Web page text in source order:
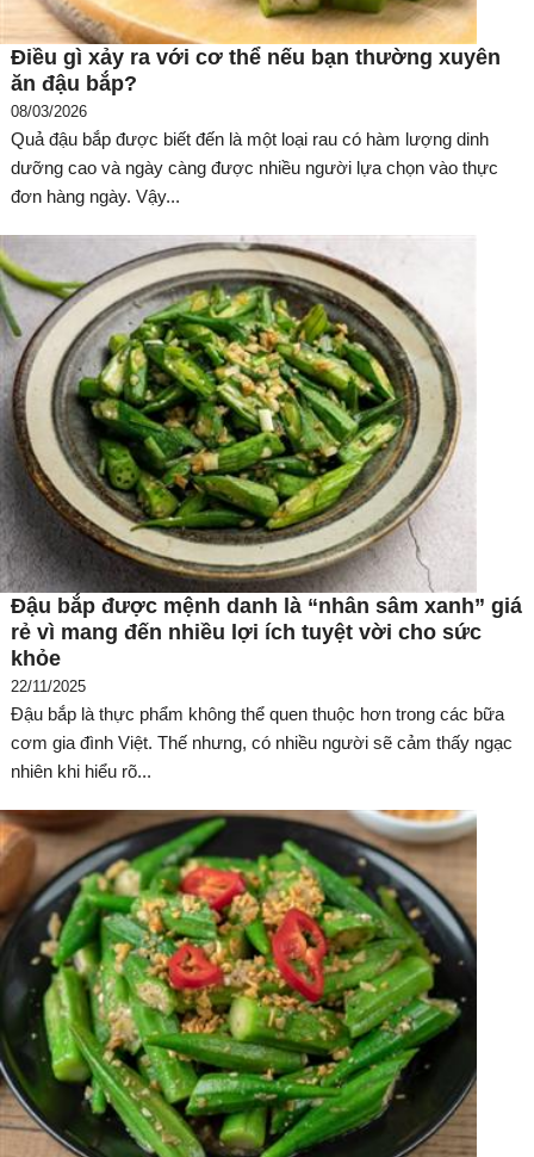
Điều gì xảy ra với cơ thể nếu bạn thường xuyên
ăn đậu bắp?
08/03/2026
Quả đậu bắp được biết đến là một loại rau có hàm lượng dinh
dưỡng cao và ngày càng được nhiều người lựa chọn vào thực
đơn hàng ngày. Vậy...
Đậu bắp được mệnh danh là “nhân sâm xanh” giá
rẻ vì mang đến nhiều lợi ích tuyệt vời cho sức
khỏe
22/11/2025
Đậu bắp là thực phẩm không thể quen thuộc hơn trong các bữa
cơm gia đình Việt. Thế nhưng, có nhiều người sẽ cảm thấy ngạc
nhiên khi hiểu rõ...